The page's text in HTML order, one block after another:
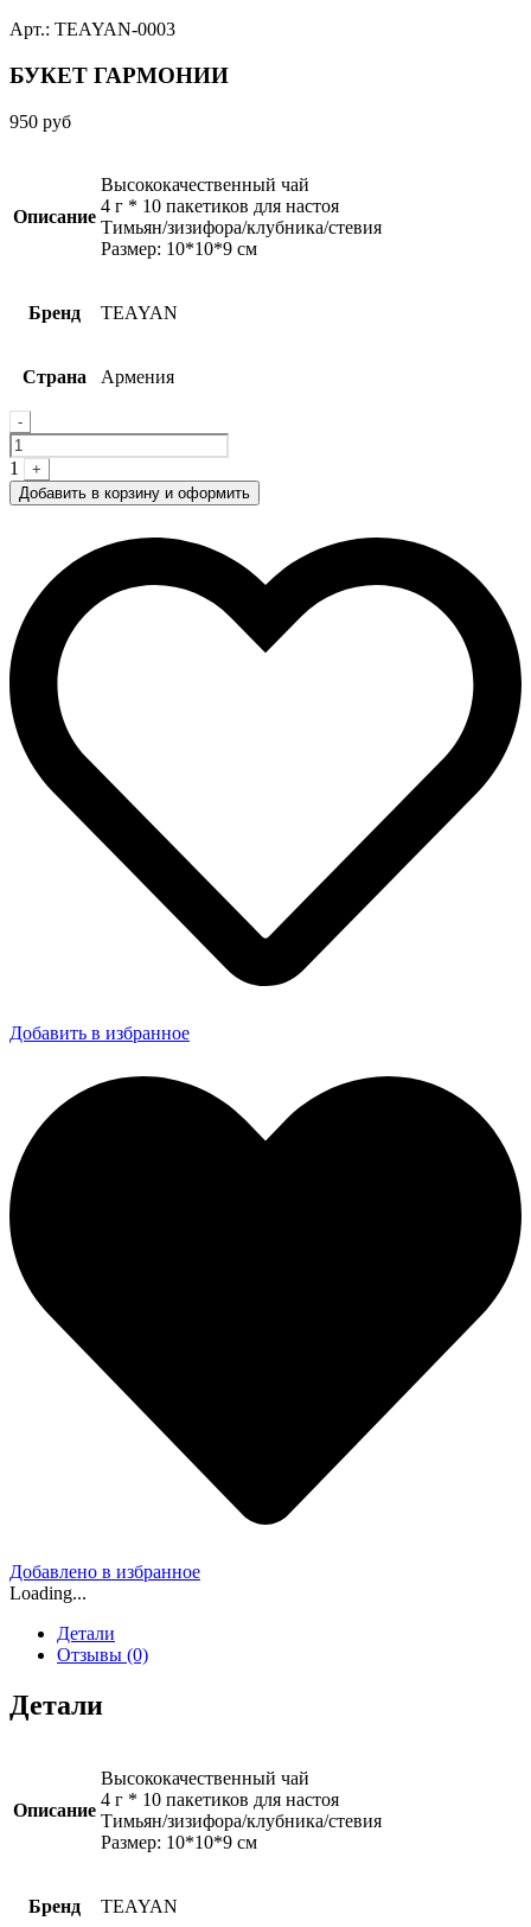
Арт.: TEAYAN-0003
БУКЕТ ГАРМОНИИ
950 руб
Описание
Высококачественный чай
4 г * 10 пакетиков для настоя
Тимьян/зизифора/клубника/стевия
Размер: 10*10*9 см
Бренд TEAYAN
Страна Армения
Quantity
-
1
+
Добавить в корзину и оформить
Добавить в избранное
Добавлено в избранное
Loading...
Детали
Отзывы (0)
Детали
Описание
Высококачественный чай
4 г * 10 пакетиков для настоя
Тимьян/зизифора/клубника/стевия
Размер: 10*10*9 см
Бренд TEAYAN